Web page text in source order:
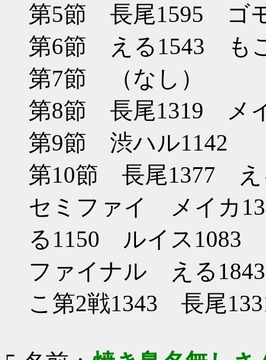
第5節 長尾1595 ゴ
第6節 える1543 も
第7節 （なし）
第8節 長尾1319 メ
第9節 渋ハル1142
第10節 長尾1377 え
セミファイ メイカ
る1150 ルイス1083
ファイナル える
こ第2戦1343 長尾